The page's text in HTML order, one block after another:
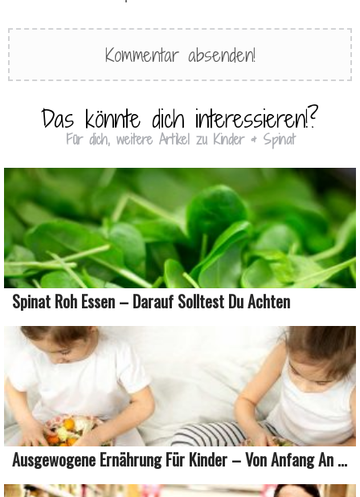
Das könnte dich interessieren!?
Für dich, weitere Artikel zu Kinder & Spinat
Spinat Roh Essen – Darauf Solltest Du Achten
Ausgewogene Ernährung Für Kinder – Von Anfang An ...